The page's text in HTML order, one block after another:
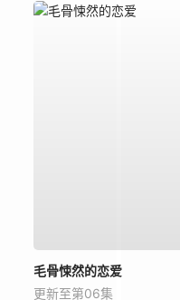
毛骨悚然的恋爱
更新至第06集